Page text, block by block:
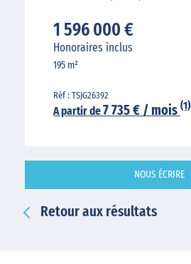
1 596 000 €
Honoraires inclus
195 m²
Réf : TSJG26392
A partir de7 735 € / mois (1)
NOUS ÉCRIRE
Retour aux résultats